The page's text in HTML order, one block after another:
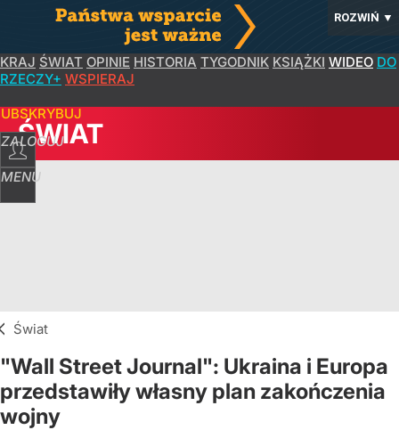
ROZWIŃ ▼
KRAJ ŚWIAT OPINIE HISTORIA TYGODNIK KSIĄŻKI WIDEO DO
RZECZY+ WSPIERAJ
ZALOGUJ
MENU
ŚWIAT
Świat
"Wall Street Journal": Ukraina i Europa
przedstawiły własny plan zakończenia
wojny